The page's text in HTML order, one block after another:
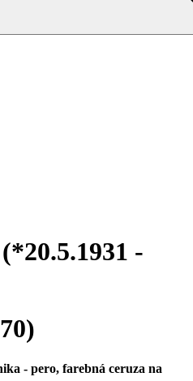
(*20.5.1931 -
- pero, farebná ceruza na